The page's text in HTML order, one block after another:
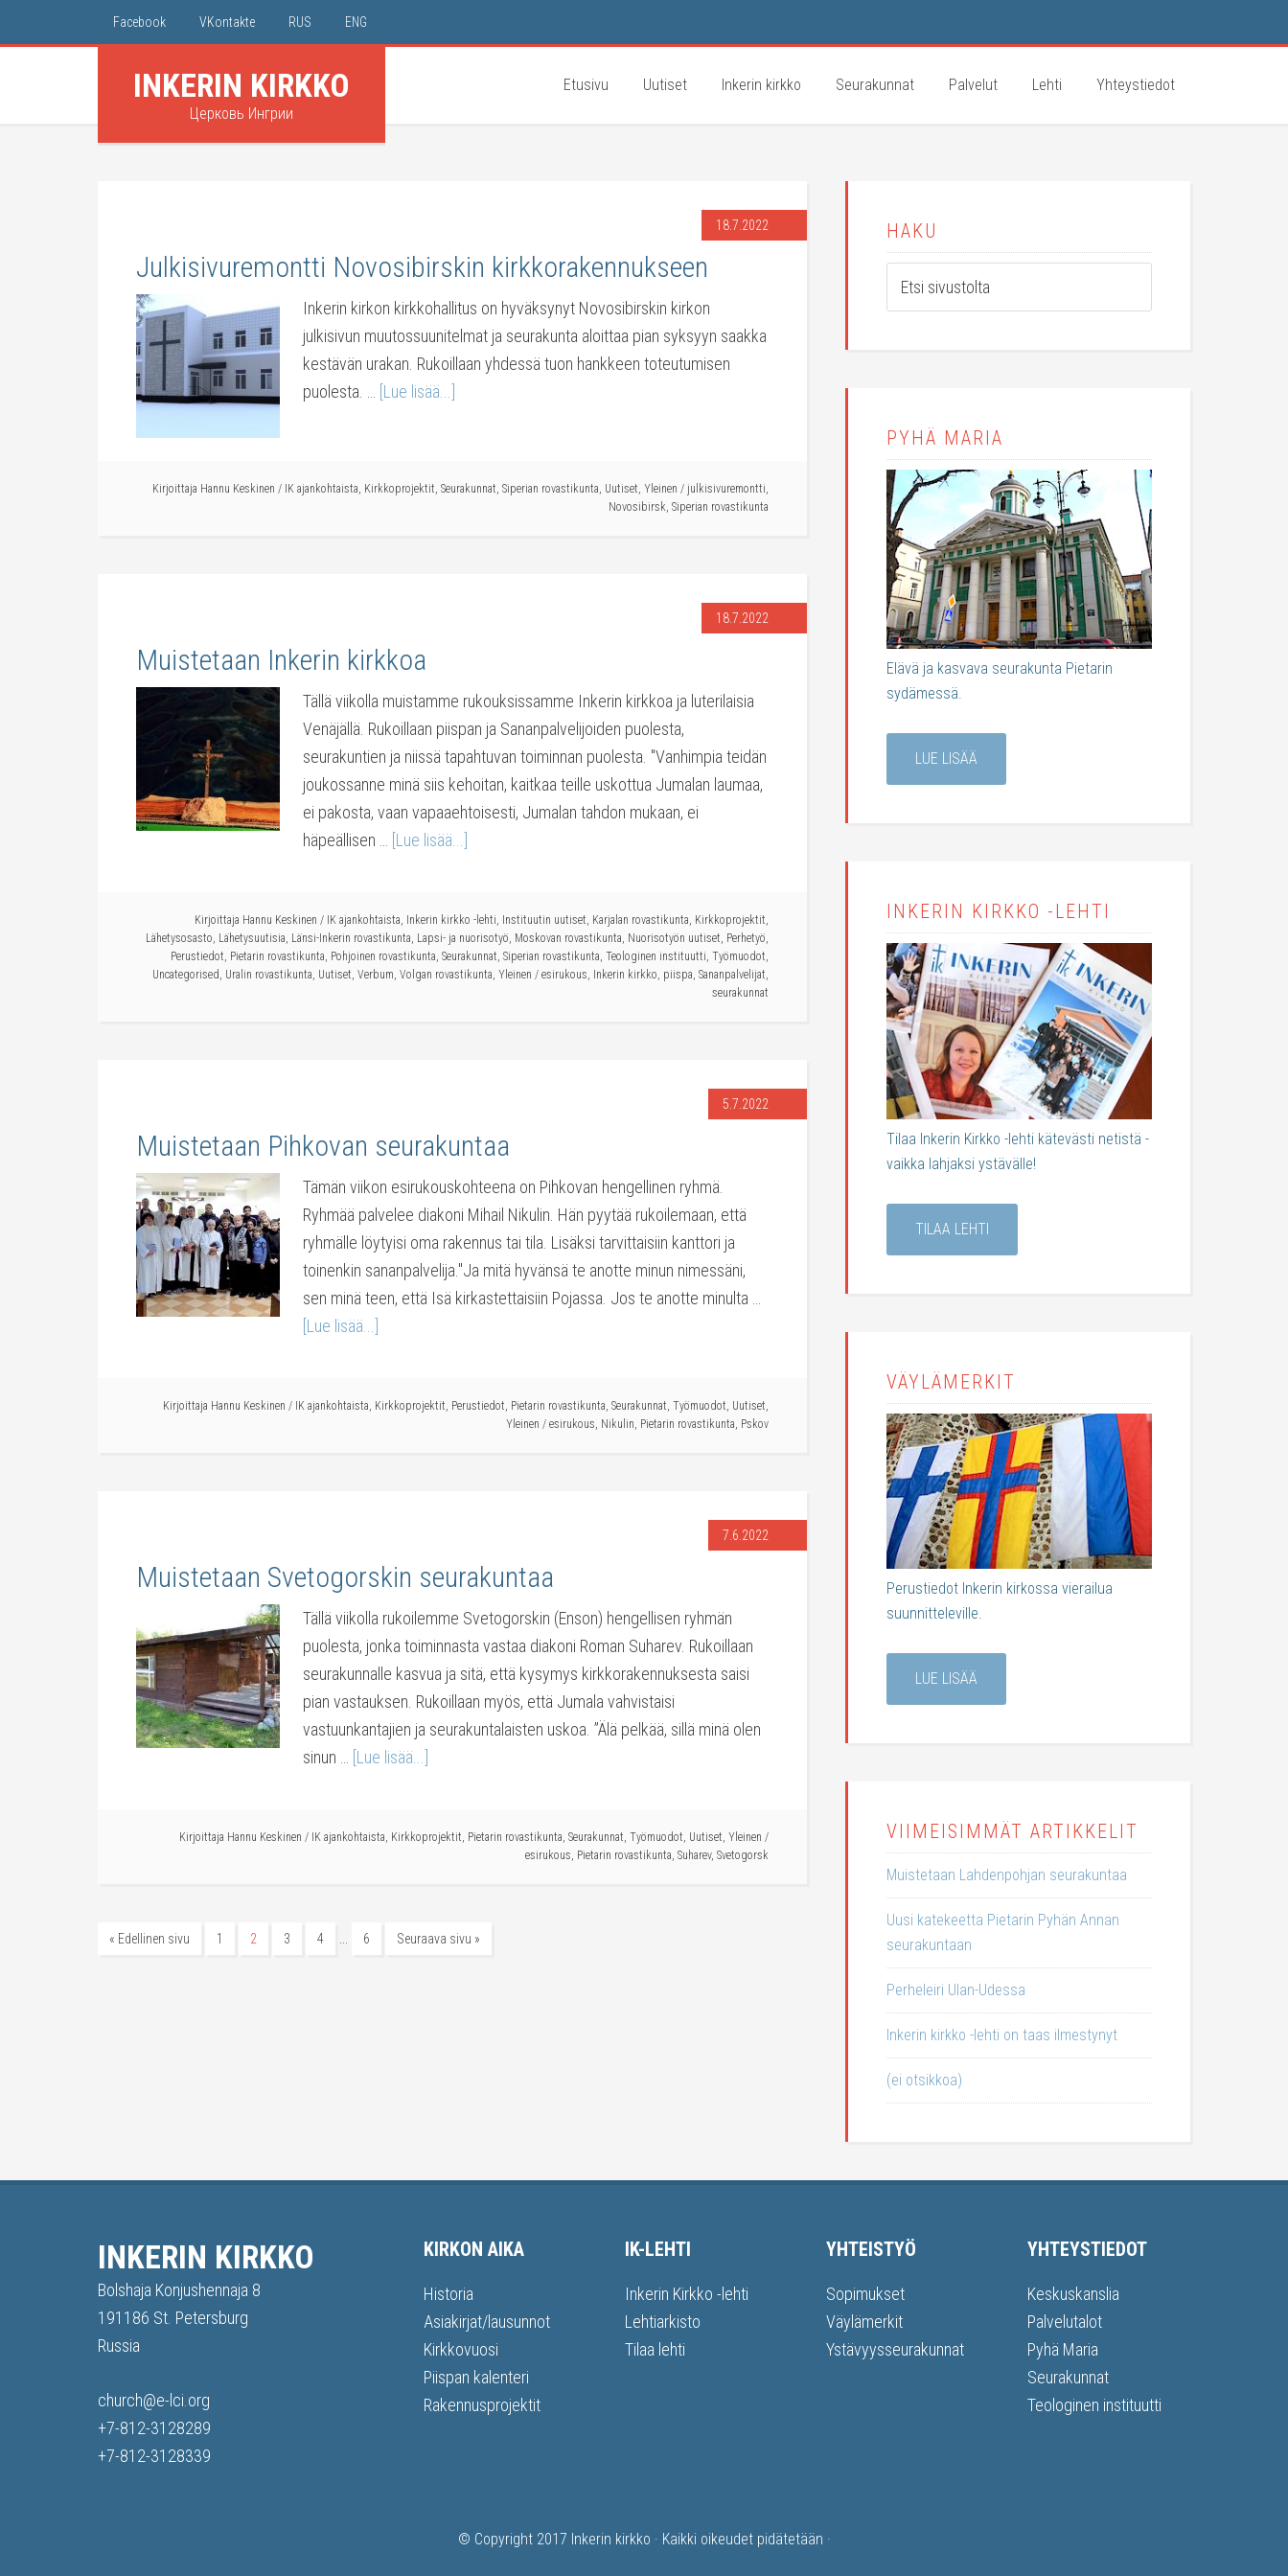
Facebook VKontakte RUS ENG
INKERIN KIRKKO
Церковь Ингрии
Etusivu Uutiset Inkerin kirkko Seurakunnat Palvelut Lehti Yhteystiedot
18.7.2022
Julkisivuremontti Novosibirskin kirkkorakennukseen
Inkerin kirkon kirkkohallitus on hyväksynyt Novosibirskin kirkon
julkisivun muutossuunitelmat ja seurakunta aloittaa pian syksyyn saakka
kestävän urakan. Rukoillaan yhdessä tuon hankkeen toteutumisen
puolesta. …
[Lue lisää...]
Kirjoittaja Hannu Keskinen / IK ajankohtaista, Kirkkoprojektit, Seurakunnat, Siperian rovastikunta, Uutiset, Yleinen / julkisivuremontti,
Novosibirsk, Siperian rovastikunta
18.7.2022
Muistetaan Inkerin kirkkoa
Tällä viikolla muistamme rukouksissamme Inkerin kirkkoa ja luterilaisia
Venäjällä. Rukoillaan piispan ja Sananpalvelijoiden puolesta,
seurakuntien ja niissä tapahtuvan toiminnan puolesta. "Vanhimpia teidän
joukossanne minä siis kehoitan, kaitkaa teille uskottua Jumalan laumaa,
ei pakosta, vaan vapaaehtoisesti, Jumalan tahdon mukaan, ei
häpeällisen …
[Lue lisää...]
Kirjoittaja Hannu Keskinen / IK ajankohtaista, Inkerin kirkko -lehti, Instituutin uutiset, Karjalan rovastikunta, Kirkkoprojektit,
Lähetysosasto, Lähetysuutisia, Länsi-Inkerin rovastikunta, Lapsi- ja nuorisotyö, Moskovan rovastikunta, Nuorisotyön uutiset, Perhetyö,
Perustiedot, Pietarin rovastikunta, Pohjoinen rovastikunta, Seurakunnat, Siperian rovastikunta, Teologinen instituutti, Työmuodot,
Uncategorised, Uralin rovastikunta, Uutiset, Verbum, Volgan rovastikunta, Yleinen / esirukous, Inkerin kirkko, piispa, Sananpalvelijat,
seurakunnat
5.7.2022
Muistetaan Pihkovan seurakuntaa
Tämän viikon esirukouskohteena on Pihkovan hengellinen ryhmä.
Ryhmää palvelee diakoni Mihail Nikulin. Hän pyytää rukoilemaan, että
ryhmälle löytyisi oma rakennus tai tila. Lisäksi tarvittaisiin kanttori ja
toinenkin sananpalvelija."Ja mitä hyvänsä te anotte minun nimessäni,
sen minä teen, että Isä kirkastettaisiin Pojassa. Jos te anotte minulta …
[Lue lisää...]
Kirjoittaja Hannu Keskinen / IK ajankohtaista, Kirkkoprojektit, Perustiedot, Pietarin rovastikunta, Seurakunnat, Työmuodot, Uutiset,
Yleinen / esirukous, Nikulin, Pietarin rovastikunta, Pskov
7.6.2022
Muistetaan Svetogorskin seurakuntaa
Tällä viikolla rukoilemme Svetogorskin (Enson) hengellisen ryhmän
puolesta, jonka toiminnasta vastaa diakoni Roman Suharev. Rukoillaan
seurakunnalle kasvua ja sitä, että kysymys kirkkorakennuksesta saisi
pian vastauksen. Rukoillaan myös, että Jumala vahvistaisi
vastuunkantajien ja seurakuntalaisten uskoa. ”Älä pelkää, sillä minä olen
sinun …
[Lue lisää...]
Kirjoittaja Hannu Keskinen / IK ajankohtaista, Kirkkoprojektit, Pietarin rovastikunta, Seurakunnat, Työmuodot, Uutiset, Yleinen /
esirukous, Pietarin rovastikunta, Suharev, Svetogorsk
« Edellinen sivu 1 2 3 4 6 Seuraava sivu »
HAKU
PYHÄ MARIA
Elävä ja kasvava seurakunta Pietarin
sydämessä.
LUE LISÄÄ
INKERIN KIRKKO -LEHTI
Tilaa Inkerin Kirkko -lehti kätevästi netistä -
vaikka lahjaksi ystävälle!
TILAA LEHTI
VÄYLÄMERKIT
Perustiedot Inkerin kirkossa vierailua
suunnitteleville.
LUE LISÄÄ
VIIMEISIMMÄT ARTIKKELIT
Muistetaan Lahdenpohjan seurakuntaa
Uusi katekeetta Pietarin Pyhän Annan
seurakuntaan
Perheleiri Ulan-Udessa
Inkerin kirkko -lehti on taas ilmestynyt
(ei otsikkoa)
INKERIN KIRKKO
Bolshaja Konjushennaja 8
191186 St. Petersburg
Russia
church@e-lci.org
+7-812-3128289
+7-812-3128339
KIRKON AIKA
Historia
Asiakirjat/lausunnot
Kirkkovuosi
Piispan kalenteri
Rakennusprojektit
IK-LEHTI
Inkerin Kirkko -lehti
Lehtiarkisto
Tilaa lehti
YHTEISTYÖ
Sopimukset
Väylämerkit
Ystävyysseurakunnat
YHTEYSTIEDOT
Keskuskanslia
Palvelutalot
Pyhä Maria
Seurakunnat
Teologinen instituutti
© Copyright 2017 Inkerin kirkko · Kaikki oikeudet pidätetään ·